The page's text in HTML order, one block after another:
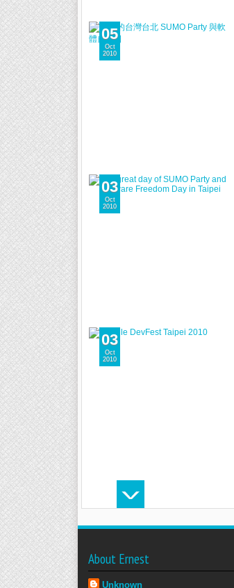
05
Oct
2010
03
Oct
2010
03
Oct
2010
About Ernest
Unknown